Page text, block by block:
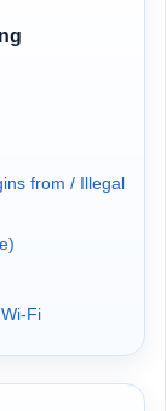
from / Illegal
Fi